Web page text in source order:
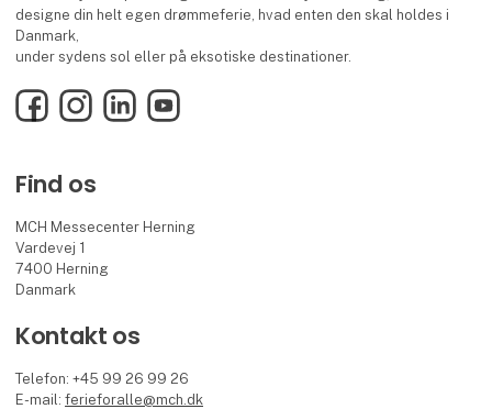
designe din helt egen drømmeferie, hvad enten den skal holdes i
Danmark,
under sydens sol eller på eksotiske destinationer.
FacebookInstagramLinkedInYouTube
Find os
MCH Messecenter Herning
Vardevej 1
7400 Herning
Danmark
Kontakt os
Telefon: +45 99 26 99 26
E-mail:ferieforalle@mch.dk